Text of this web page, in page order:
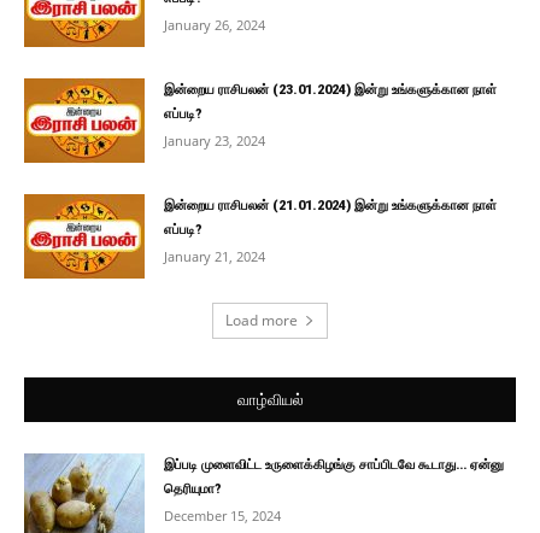
January 26, 2024
இன்றைய ராசிபலன் (23.01.2024) இன்று உங்களுக்கான நாள்
எப்படி?
January 23, 2024
இன்றைய ராசிபலன் (21.01.2024) இன்று உங்களுக்கான நாள்
எப்படி?
January 21, 2024
Load more
வாழ்வியல்
இப்படி முளைவிட்ட உருளைக்கிழங்கு சாப்பிடவே கூடாது… ஏன்னு
தெரியுமா?
December 15, 2024